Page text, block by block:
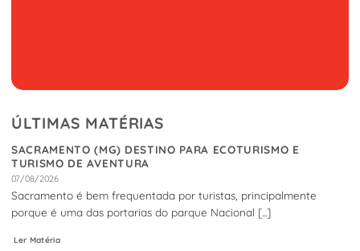
ÚLTIMAS MATÉRIAS
SACRAMENTO (MG) DESTINO PARA ECOTURISMO E
TURISMO DE AVENTURA
07/08/2026
Sacramento é bem frequentada por turistas, principalmente
porque é uma das portarias do parque Nacional [...]
Ler Matéria